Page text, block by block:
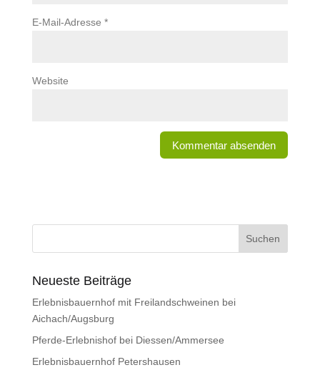
E-Mail-Adresse *
Website
Neueste Beiträge
Erlebnisbauernhof mit Freilandschweinen bei
Aichach/Augsburg
Pferde-Erlebnishof bei Diessen/Ammersee
Erlebnisbauernhof Petershausen